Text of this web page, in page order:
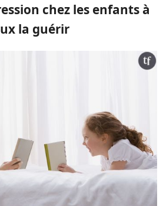
chez les enfants à
la guérir